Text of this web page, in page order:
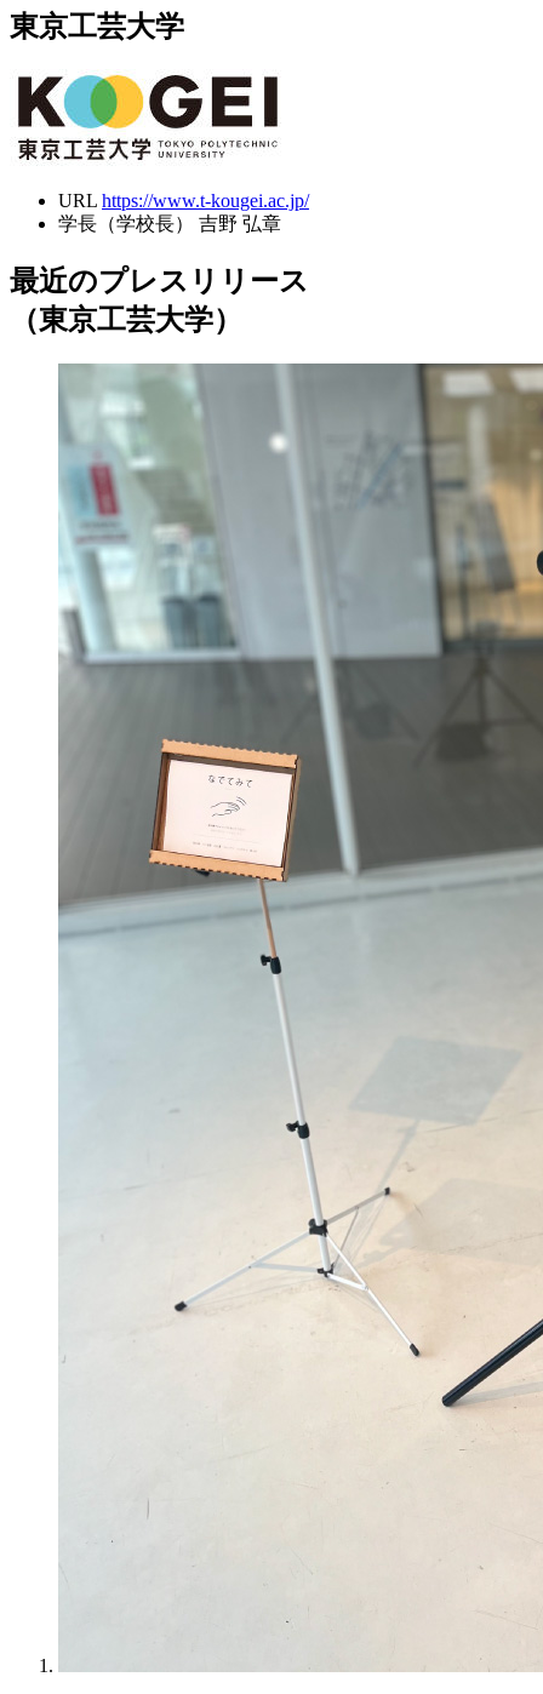
東京工芸大学
URL https://www.t-kougei.ac.jp/
学長（学校長）
吉野 弘章
最近のプレスリリース
（東京工芸大学）